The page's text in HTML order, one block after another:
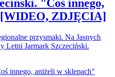
"Coś innego,
ZDJĘCIA]
przysmaki. Na Jasnych
Letni Jarmark Szczeciński.